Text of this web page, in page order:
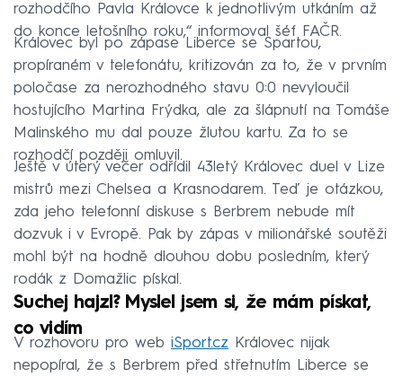
rozhodčího Pavla Královce k jednotlivým utkáním až
do konce letošního roku,“ informoval šéf FAČR.
Královec byl po zápase Liberce se Spartou,
propíraném v telefonátu, kritizován za to, že v prvním
poločase za nerozhodného stavu 0:0 nevyloučil
hostujícího Martina Frýdka, ale za šlápnutí na Tomáše
Malinského mu dal pouze žlutou kartu. Za to se
rozhodčí později omluvil.
Ještě v úterý večer odřídil 43letý Královec duel v Lize
mistrů mezi Chelsea a Krasnodarem. Teď je otázkou,
zda jeho telefonní diskuse s Berbrem nebude mít
dozvuk i v Evropě. Pak by zápas v milionářské soutěži
mohl být na hodně dlouhou dobu posledním, který
rodák z Domažlic pískal.
Suchej hajzl? Myslel jsem si, že mám pískat,
co vidím
V rozhovoru pro web iSport.cz Královec nijak
nepopíral, že s Berbrem před střetnutím Liberce se